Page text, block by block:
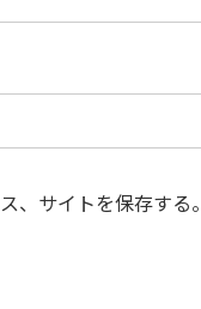
、サイトを保存する。